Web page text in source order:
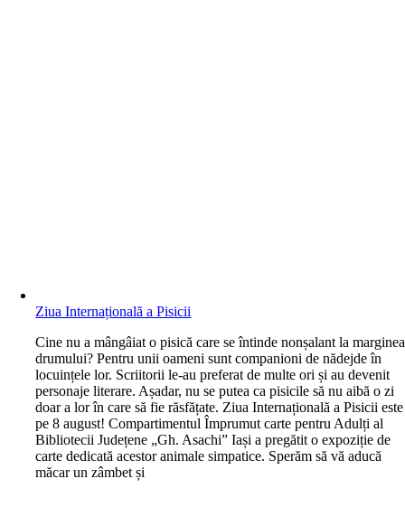
Ziua Internațională a Pisicii
Cine nu a mângâiat o pisică care se întinde nonșalant la marginea
drumului? Pentru unii oameni sunt companioni de nădejde în
locuințele lor. Scriitorii le-au preferat de multe ori și au devenit
personaje literare. Așadar, nu se putea ca pisicile să nu aibă o zi
doar a lor în care să fie răsfățate. Ziua Internațională a Pisicii este
pe 8 august! Compartimentul Împrumut carte pentru Adulți al
Bibliotecii Județene „Gh. Asachi” Iași a pregătit o expoziție de
carte dedicată acestor animale simpatice. Sperăm să vă aducă
măcar un zâmbet și